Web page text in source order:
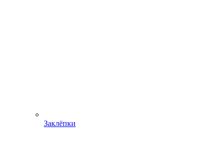
Заклёпки